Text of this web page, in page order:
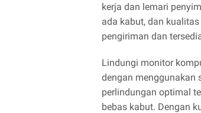
kerja dan lemari
ada kabut, dan
pengiriman dan
Lindungi monitor
dengan menggunakan
perlindungan optimal
bebas kabut. Dengan